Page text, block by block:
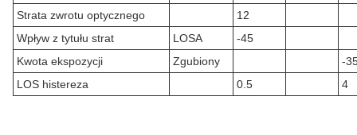
Strata zwrotu optycznego
12
Wpływ z tytułu strat
LOSA
-45
Kwota ekspozycji
Zgubiony
-
LOS histereza
0.5 4